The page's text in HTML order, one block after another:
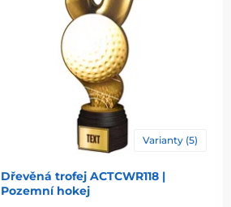
Varianty (5)
Dřevěná trofej ACTCWR118 |
Pozemní hokej